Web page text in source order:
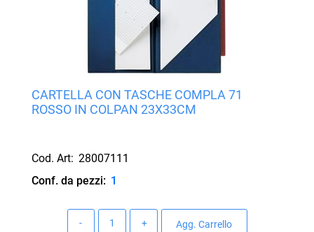
CARTELLA CON TASCHE COMPLA 71
ROSSO IN COLPAN 23X33CM
Cod. Art: 28007111
Conf. da pezzi: 1
Agg. Carrello